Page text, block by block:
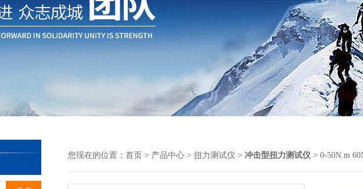
您现在的位置： 首页 > 产品中心 > 扭力测试仪 > 冲击型扭力测试仪 > 0-50N.m